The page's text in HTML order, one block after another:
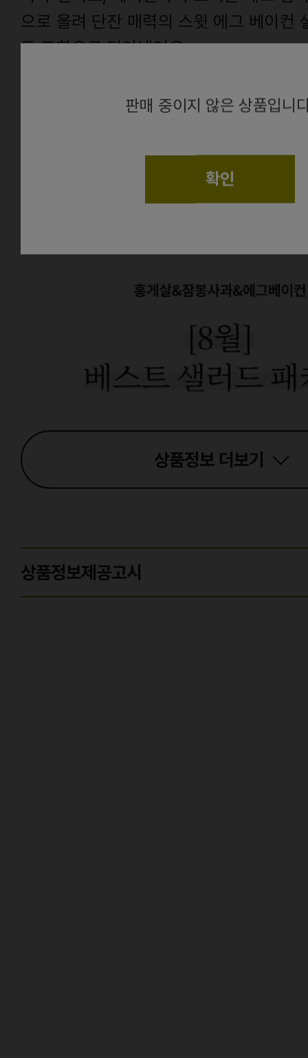
으로 올려 단잔 매력의 스윗 에그 베이컨
트 조합으로 담아냈어요.
그리팅이 추천하는 베스트 샐러드 패키
상품정보 더보기
상품정보제공고시
판매 중이지 않은 상품입니
확인